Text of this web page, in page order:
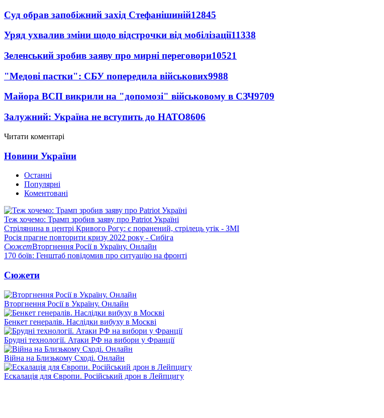
Суд обрав запобіжний захід Стефанішиній12845
Уряд ухвалив зміни щодо відстрочки від мобілізації11338
Зеленський зробив заяву про мирні переговори10521
"Медові пастки": СБУ попередила військових9988
Майора ВСП викрили на "допомозі" військовому в СЗЧ9709
Залужний: Україна не вступить до НАТО8606
Читати коментарі
Новини України
Останні
Популярні
Коментовані
Теж хочемо: Трамп зробив заяву про Patriot Україні
Стрілянина в центрі Кривого Рогу: є поранений, стрілець утік - ЗМІ
Росія прагне повторити кризу 2022 року - Сибіга
СюжетВторгнення Росії в Україну. Онлайн
170 боїв: Генштаб повідомив про ситуацію на фронті
Сюжети
Вторгнення Росії в Україну. Онлайн
Бенкет генералів. Наслідки вибуху в Москві
Брудні технології. Атаки РФ на вибори у Франції
Війна на Близькому Сході. Онлайн
Ескалація для Європи. Російський дрон в Лейпцигу